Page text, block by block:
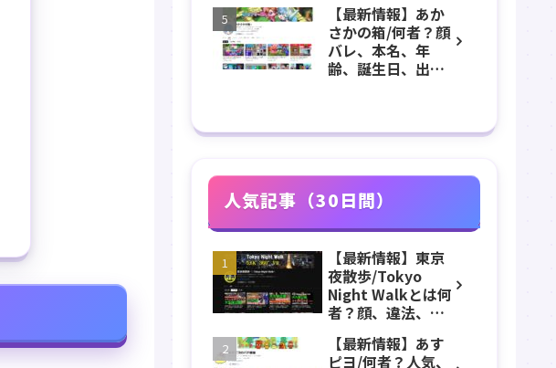
ル紹介！
レ、ホラー、心
霊、うっちゃん、
メンバーなどのプ
ロフィール、
【最新情報】あか
さかの箱/何者？顔
バレ、本名、年
齢、誕生日、出
のプロフィール、
ル紹介！
人気記事（30日間）
【最新情報】東京
夜散歩/Tokyo
Night Walkとは何
者？顔、違法、逮
久保公園、本名、
【最新情報】あす
ピヨ/何者？人気、